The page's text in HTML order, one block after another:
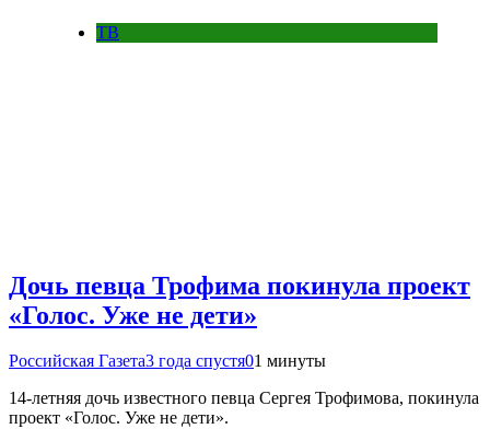
ТВ
Дочь певца Трофима покинула проект
«Голос. Уже не дети»
Российская Газета3 года спустя01 минуты
14-летняя дочь известного певца Сергея Трофимова, покинула
проект «Голос. Уже не дети».